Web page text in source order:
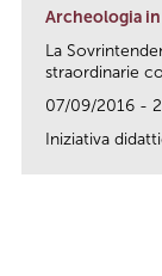
Archeologia
La
straordinarie
07/09/2016 -
Iniziativa